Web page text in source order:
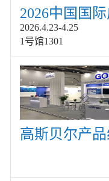
2026.4.23-4.25
1号馆1301